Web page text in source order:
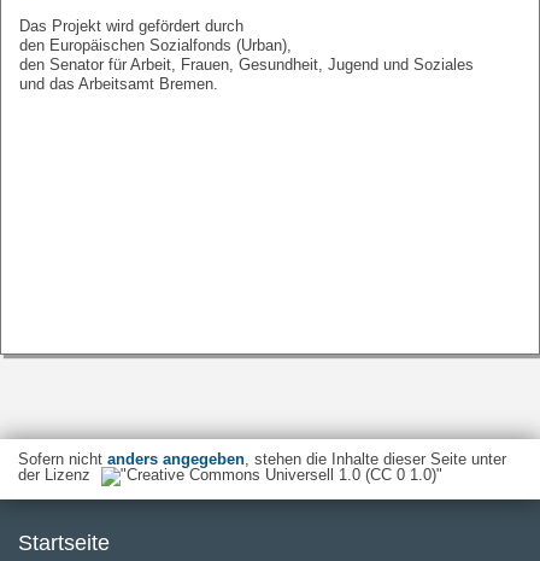
Das Projekt wird gefördert durch
den Europäischen Sozialfonds (Urban),
den Senator für Arbeit, Frauen, Gesundheit, Jugend und Soziales
und das Arbeitsamt Bremen.
Sofern nicht anders angegeben, stehen die Inhalte dieser Seite unter
der Lizenz
Startseite